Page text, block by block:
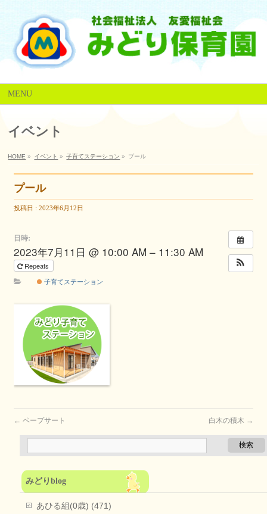
MENU
イベント
HOME » イベント » 子育てステーション » プール
プール
投稿日 : 2023年6月12日
日時:
2023年7月11日 @ 10:00 AM – 11:30 AM
Repeats
子育てステーション
← ペープサート 白木の積木 →
みどりblog
あひる組(0歳) (471)